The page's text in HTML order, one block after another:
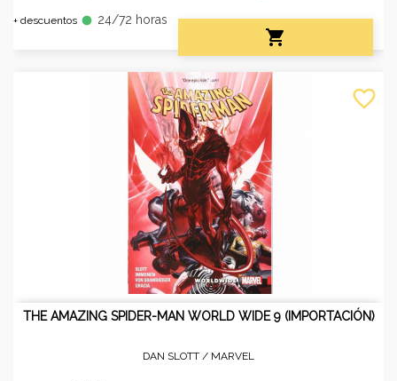
+ descuentos fiber_manual_record 24/72 horas

THE AMAZING SPIDER-MAN WORLD WIDE 9 (IMPORTACIÓN)
DAN SLOTT / MARVEL
favorite_border